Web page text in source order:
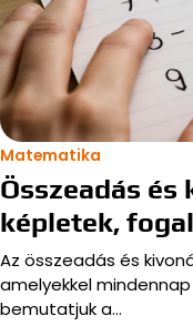
Matematika
Összeadás
képletek,
Az összeadás és
amelyekkel
bemutatjuk a…